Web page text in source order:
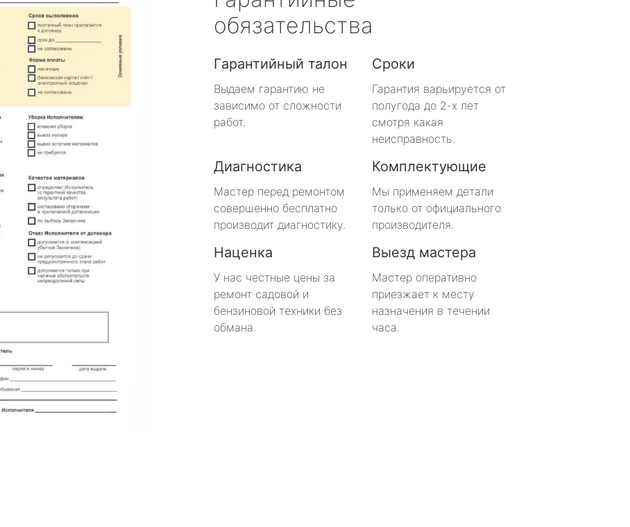
обязательства
Гарантийный талон
Выдаем гарантию не
зависимо от сложности
работ.
Сроки
Гарантия варьируется от
полугода до 2-х лет
смотря какая
неисправность.
Диагностика
Мастер перед ремонтом
совершенно бесплатно
производит диагностику.
Комплектующие
Мы применяем детали
только от официального
производителя.
Наценка
У нас честные цены за
ремонт садовой и
бензиновой техники без
обмана.
Выезд мастера
Мастер оперативно
приезжает к месту
назначения в течении
часа.